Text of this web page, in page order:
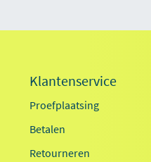
Klantenservice
Proefplaatsing
Betalen
Retourneren